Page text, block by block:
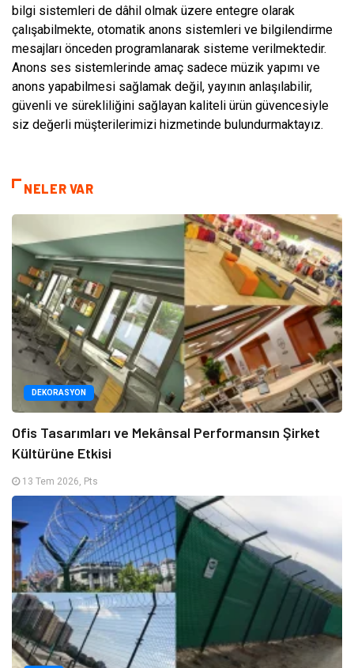
bilgi sistemleri de dâhil olmak üzere entegre olarak
çalışabilmekte, otomatik anons sistemleri ve bilgilendirme
mesajları önceden programlanarak sisteme verilmektedir.
Anons ses sistemlerinde amaç sadece müzik yapımı ve
anons yapabilmesi sağlamak değil, yayının anlaşılabilir,
güvenli ve sürekliliğini sağlayan kaliteli ürün güvencesiyle
siz değerli müşterilerimizi hizmetinde bulundurmaktayız.
NELER VAR
DEKORASYON
Ofis Tasarımları ve Mekânsal Performansın Şirket
Kültürüne Etkisi
13 Tem 2026, Pts